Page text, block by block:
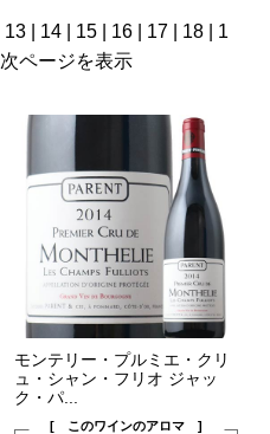
13| 14| 15| 16 | 17 18| 1
次ページを表示
モンテリー・プルミエ・クリ
ュ・シャン・フリオ ジャッ
ク・パ...
[ このワインのアロマ ]